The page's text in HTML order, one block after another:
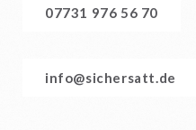
07731 976 56 70
info@sichersatt.de